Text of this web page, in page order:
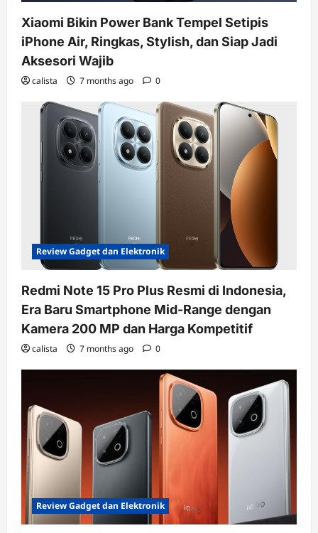
Xiaomi Bikin Power Bank Tempel Setipis
iPhone Air, Ringkas, Stylish, dan Siap Jadi
Aksesori Wajib
calista 7 months ago 0
Review Gadget dan Elektronik
Redmi Note 15 Pro Plus Resmi di Indonesia,
Era Baru Smartphone Mid-Range dengan
Kamera 200 MP dan Harga Kompetitif
calista 7 months ago 0
Review Gadget dan Elektronik